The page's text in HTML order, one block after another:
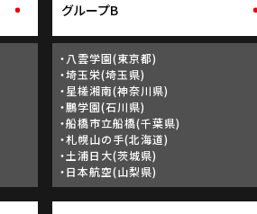
グループB
・八雲学園(東京都)
・埼玉栄(埼玉県)
・星槎湘南(神奈川県)
・鵬学園(石川県)
・船橋市立船橋(千葉県)
・札幌山の手(北海道)
・土浦日大(茨城県)
・日本航空(山梨県)